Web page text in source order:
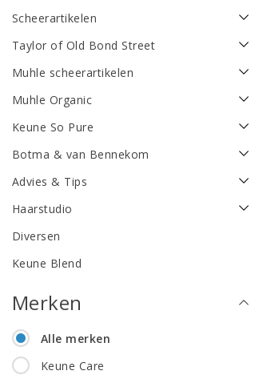
Scheerartikelen
Taylor of Old Bond Street
Muhle scheerartikelen
Muhle Organic
Keune So Pure
Botma & van Bennekom
Advies & Tips
Haarstudio
Diversen
Keune Blend
Merken
Alle merken
Keune Care